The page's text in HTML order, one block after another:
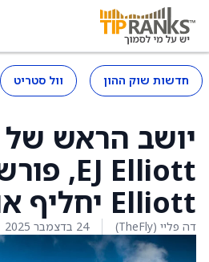
חדשות שוק ההון וול סטריט
Elliott יחליף אותו
דה פליי (TheFly) 24 בדצמבר 2025